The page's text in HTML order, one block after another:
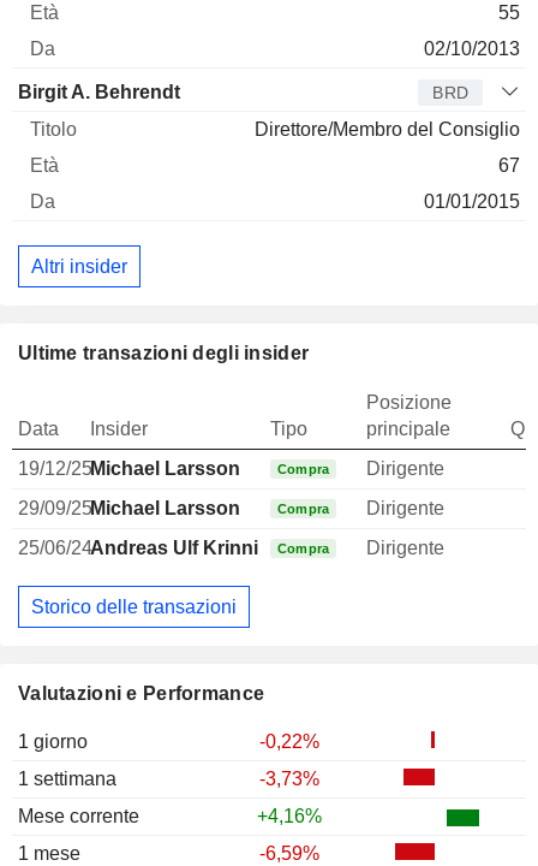
Valutazioni e Performance
1 giorno
-0,22%
1 settimana
-3,73%
Mese corrente
+4,16%
1 mese
-6,59%
55
02/10/2013
Birgit A. Behrendt BRD
Direttore/Membro del Consiglio
67
01/01/2015
Altri insider
Ultime transazioni degli insider
Data Insider Tipo
Posizione
principale
19/12/25Michael Larsson Compra Dirigente
29/09/25Michael Larsson Compra Dirigente
25/06/24Andreas Ulf KrinningerCompra Dirigente
Storico delle transazioni